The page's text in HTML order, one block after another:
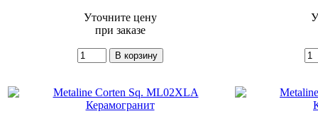
Уточните цену
при заказе